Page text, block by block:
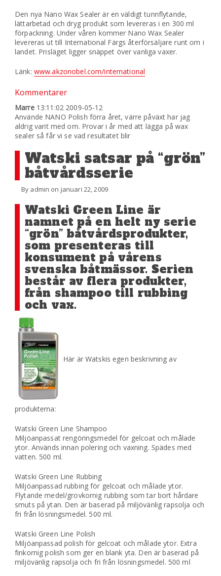
Den nya Nano Wax Sealer är en väldigt tunnflytande,
lättarbetad och dryg produkt som levereras i en 300 ml
förpackning. Under våren kommer Nano Wax Sealer
levereras ut till International Färgs återförsäljare runt om i
landet. Prisläget ligger snäppet över vanliga vaxer.
Länk: www.akzonobel.com/international
Kommentarer
Marre13:11:02 2009-05-12
Använde NANO Polish förra året, värre påväxt har jag
aldrig varit med om. Provar i år med att lägga på wax
sealer så får vi se vad resultatet blir
Watski satsar på “grön”
båtvårdsserie
By admin on januari 22, 2009
Watski Green Line är
namnet på en helt ny serie
“grön” båtvårdsprodukter,
som presenteras till
konsument på vårens
svenska båtmässor. Serien
består av flera produkter,
från shampoo till rubbing
och vax.
Här är Watskis egen beskrivning av
produkterna:
Watski Green Line Shampoo
Miljöanpassat rengöringsmedel för gelcoat och målade
ytor. Används innan polering och vaxning. Spädes med
vatten. 500 ml.
Watski Green Line Rubbing
Miljöanpassad rubbing för gelcoat och målade ytor.
Flytande medel/grovkornig rubbing som tar bort hårdare
smuts på ytan. Den är baserad på miljövänlig rapsolja och
fri från lösningsmedel. 500 ml.
Watski Green Line Polish
Miljöanpassad polish för gelcoat och målade ytor. Extra
finkornig polish som ger en blank yta. Den är baserad på
miljövänlig rapsolja och fri från lösningsmedel. 500 ml